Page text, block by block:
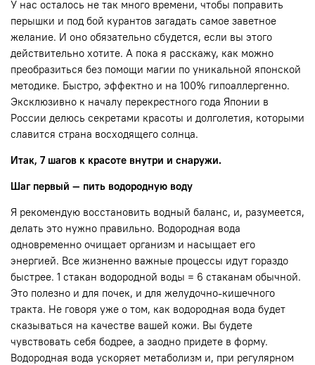
У нас осталось не так много времени, чтобы поправить
перышки и под бой курантов загадать самое заветное
желание. И оно обязательно сбудется, если вы этого
действительно хотите. А пока я расскажу, как можно
преобразиться без помощи магии по уникальной японской
методике. Быстро, эффектно и на 100% гипоаллергенно.
Эксклюзивно к началу перекрестного года Японии в
России делюсь секретами красоты и долголетия, которыми
славится страна восходящего солнца.
Итак, 7 шагов к красоте внутри и снаружи.
Шаг первый — пить водородную воду
Я рекомендую восстановить водный баланс, и, разумеется,
делать это нужно правильно. Водородная вода
одновременно очищает организм и насыщает его
энергией. Все жизненно важные процессы идут гораздо
быстрее. 1 стакан водородной воды = 6 стаканам обычной.
Это полезно и для почек, и для желудочно-кишечного
тракта. Не говоря уже о том, как водородная вода будет
сказываться на качестве вашей кожи. Вы будете
чувствовать себя бодрее, а заодно придете в форму.
Водородная вода ускоряет метаболизм и, при регулярном